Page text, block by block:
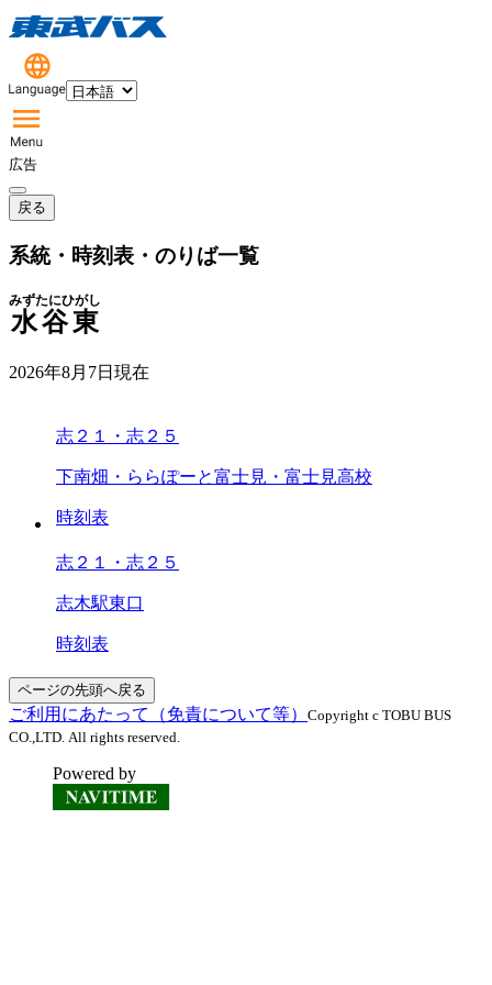
広告
戻る
系統・時刻表・のりば一覧
水谷東
みずたにひがし
2026年8月7日 現在
志２１・志２５
下南畑・ららぽーと富士見・富士見高校
時刻表
志２１・志２５
志木駅東口
時刻表
ページの先頭へ戻る
ご利用にあたって（免責について等） Copyright c TOBU BUS
CO.,LTD. All rights reserved.
Powered by